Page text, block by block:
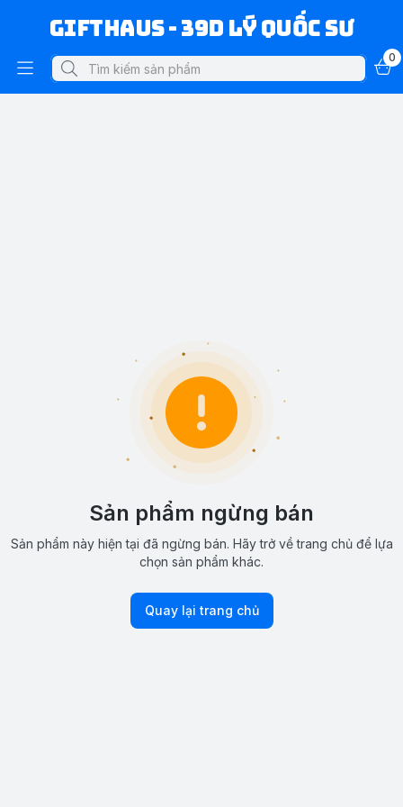
Gifthaus - 39D Lý Quốc Sư
0
Sản phẩm ngừng bán
Sản phẩm này hiện tại đã ngừng bán. Hãy trở về trang chủ để lựa
chọn sản phẩm khác.
Quay lại trang chủ